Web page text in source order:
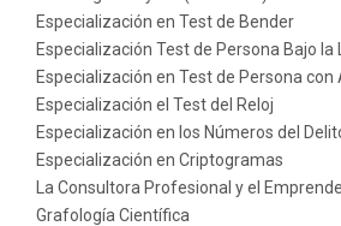
Especialización en Test de Bender
Especialización Test de Persona Bajo la
Especialización en Test de Persona con
Especialización el Test del Reloj
Especialización en los Números del
Especialización en Criptogramas
La Consultora Profesional y el
Grafología Científica